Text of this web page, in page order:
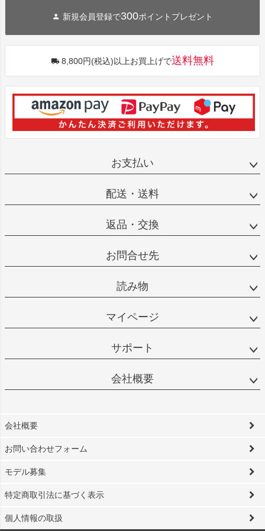
新規会員登録で300ポイントプレゼント
8,800円(税込)以上お買上げで送料無料
お支払い
配送・送料
返品・交換
お問合せ先
読み物
マイページ
サポート
会社概要
会社概要
お問い合わせフォーム
モデル募集
特定商取引法に基づく表示
個人情報の取扱